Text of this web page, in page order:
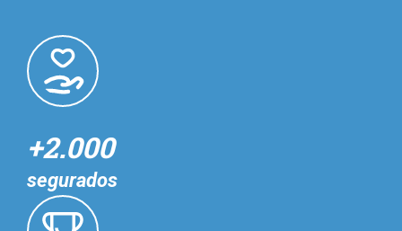
+2.000
segurados